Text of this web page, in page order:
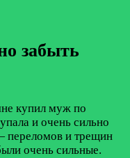
забыть
купил муж по
и очень сильно
переломов и трещин
очень сильные.